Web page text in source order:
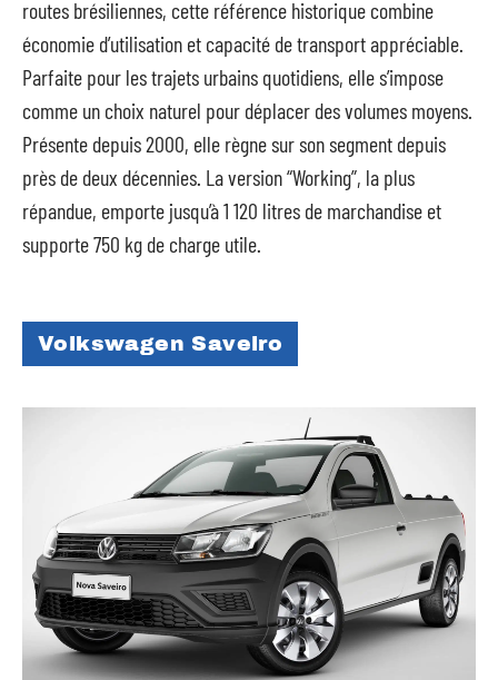
routes brésiliennes, cette référence historique combine
économie d’utilisation et capacité de transport appréciable.
Parfaite pour les trajets urbains quotidiens, elle s’impose
comme un choix naturel pour déplacer des volumes moyens.
Présente depuis 2000, elle règne sur son segment depuis
près de deux décennies. La version “Working”, la plus
répandue, emporte jusqu’à 1 120 litres de marchandise et
supporte 750 kg de charge utile.
Volkswagen Saveiro